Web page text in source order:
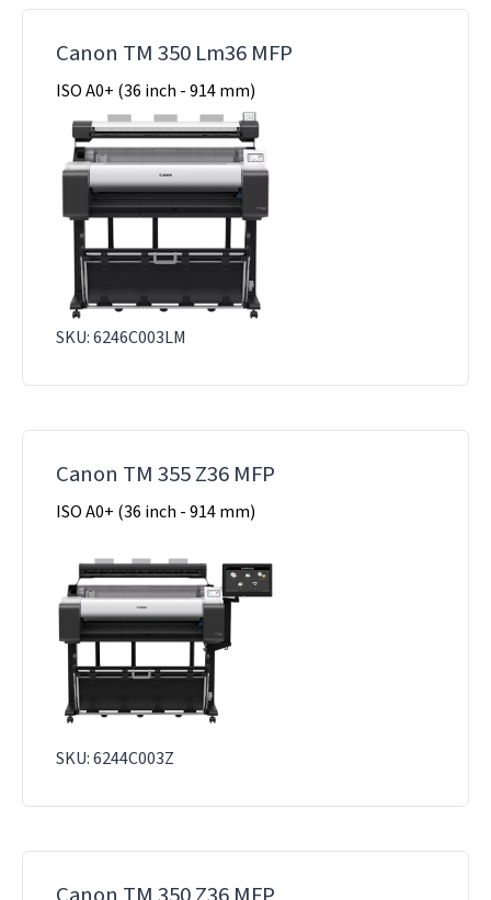
Canon TM 350 Lm36 MFP
ISO A0+ (36 inch - 914 mm)
SKU: 6246C003LM
Canon TM 355 Z36 MFP
ISO A0+ (36 inch - 914 mm)
SKU: 6244C003Z